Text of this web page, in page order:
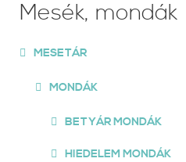
Mesék, mondák
MESETÁR
MONDÁK
BETYÁR MONDÁK
HIEDELEM MONDÁK